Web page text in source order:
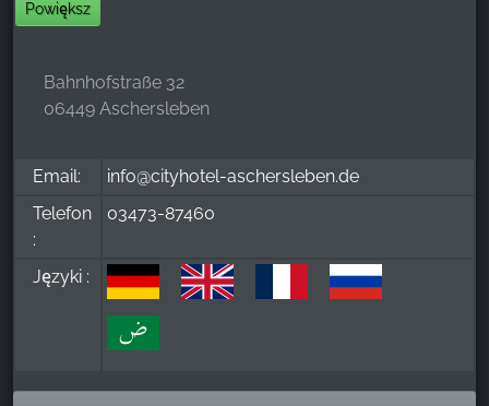
Powiększ
Bahnhofstraße 32
06449 Aschersleben
Email:
info@cityhotel-aschersleben.de
Telefon
:
03473-87460
Języki :